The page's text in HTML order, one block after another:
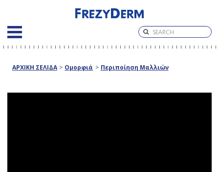
ΑΡΧΙΚΗ ΣΕΛΙΔΑ > Ομορφιά > Περιποίηση Μαλλιών